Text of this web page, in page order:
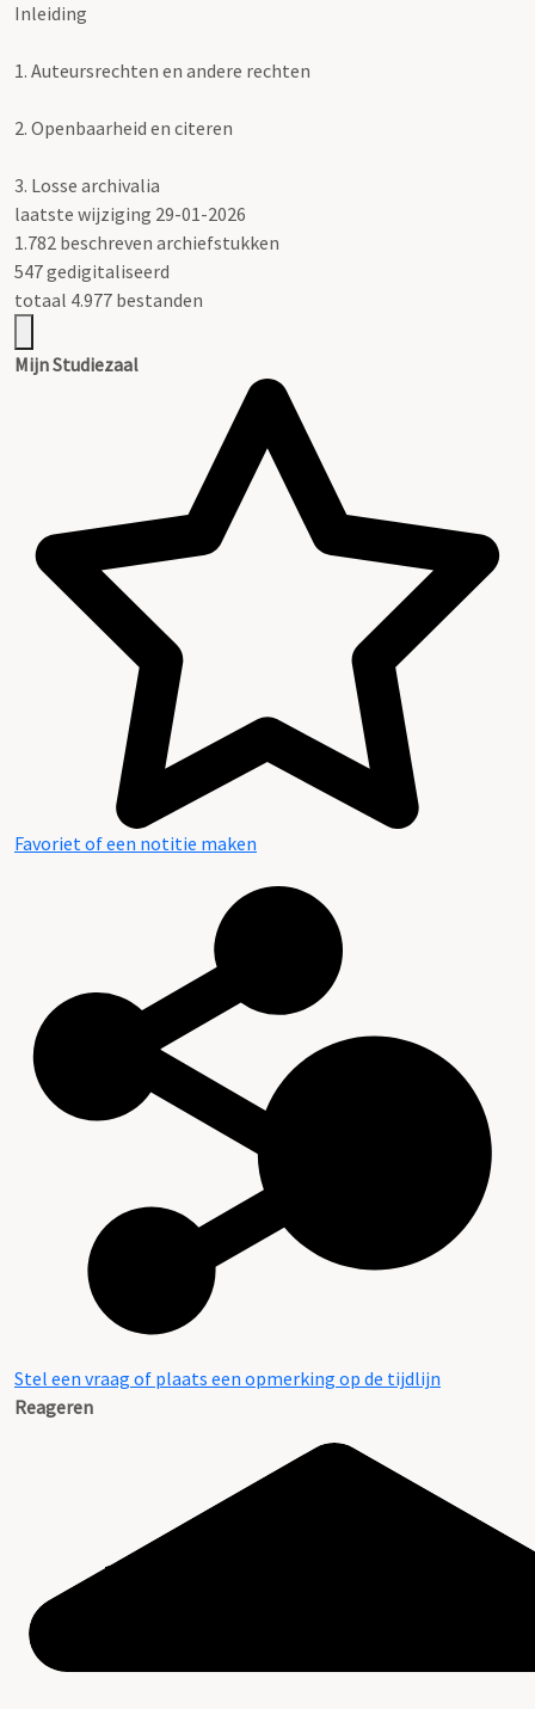
Inleiding
1. Auteursrechten en andere rechten
2. Openbaarheid en citeren
3. Losse archivalia
laatste wijziging 29-01-2026
1.782 beschreven archiefstukken
547 gedigitaliseerd
totaal 4.977 bestanden
Mijn Studiezaal
Favoriet of een notitie maken
Stel een vraag of plaats een opmerking op de tijdlijn
Reageren